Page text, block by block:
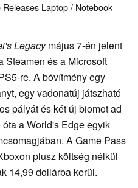
Releases Laptop / Notebook
Legacymájus 7-én jelent
Steamen és a Microsoft
re. A bővítmény egy
egy vadonatúj játszható
pályát és két új biomot ad
a World's Edge egyik
A Game Pass
plusz költség nélkül
14,99 dollárba kerül.